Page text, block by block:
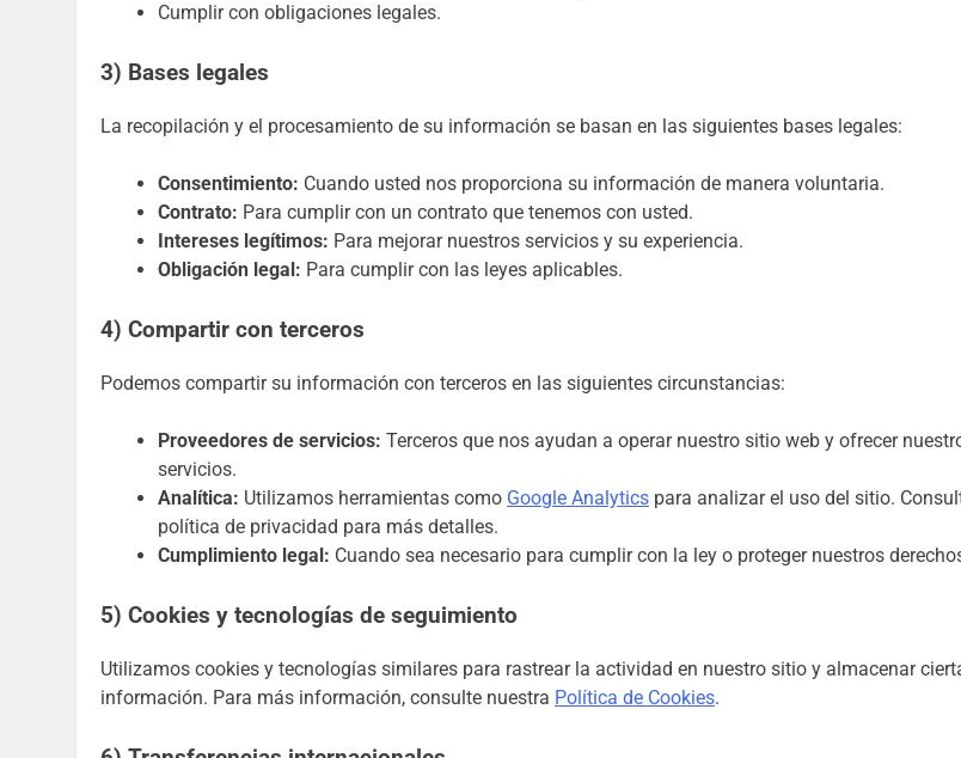
Cumplir con obligaciones legales.
3) Bases legales
La recopilación y el procesamiento de su información se basan en las siguientes bases legales:
Consentimiento: Cuando usted nos proporciona su información de manera voluntaria.
Contrato: Para cumplir con un contrato que tenemos con usted.
Intereses legítimos: Para mejorar nuestros servicios y su experiencia.
Obligación legal: Para cumplir con las leyes aplicables.
4) Compartir con terceros
Podemos compartir su información con terceros en las siguientes circunstancias:
Proveedores de servicios: Terceros que nos ayudan a operar nuestro sitio web y ofrecer
servicios.
Analítica: Utilizamos herramientas como Google Analytics para analizar el uso del sitio.
política de privacidad para más detalles.
Cumplimiento legal: Cuando sea necesario para cumplir con la ley o proteger nuestros
5) Cookies y tecnologías de seguimiento
Utilizamos cookies y tecnologías similares para rastrear la actividad en nuestro sitio y almacenar
información. Para más información, consulte nuestra Política de Cookies.